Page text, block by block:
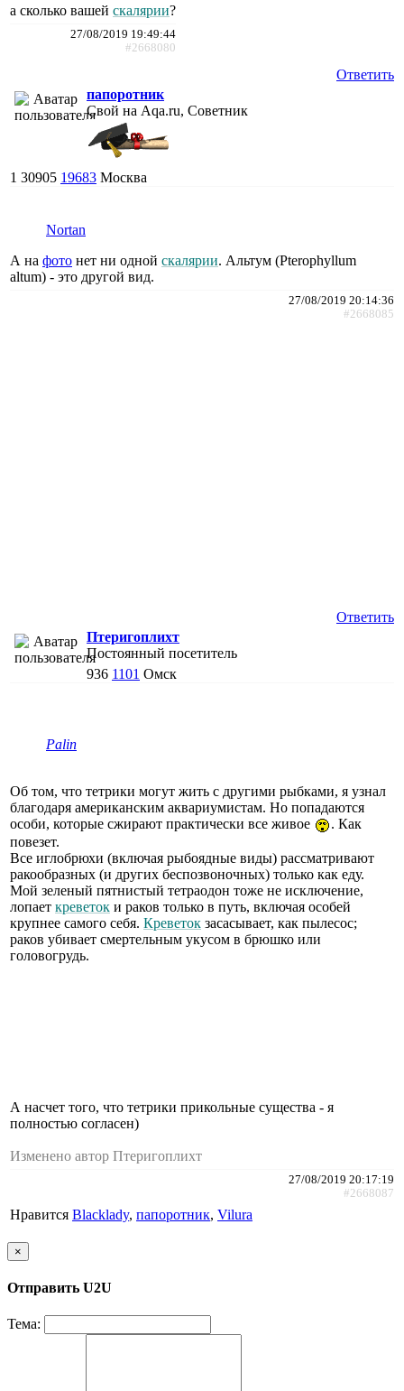
а сколько вашей скалярии?
27/08/2019 19:49:44
#2668080
Ответить
папоротник
Свой на Aqa.ru, Советник
1 30905 19683 Москва
Nortan
А на фото нет ни одной скалярии. Альтум (Pterophyllum
altum) - это другой вид.
27/08/2019 20:14:36
#2668085
Ответить
Птеригоплихт
Постоянный посетитель
936 1101 Омск
Palin
Об том, что тетрики могут жить с другими рыбками, я узнал
благодаря американским аквариумистам. Но попадаются
особи, которые сжирают практически все живое
. Как
повезет.
Все иглобрюхи (включая рыбоядные виды) рассматривают
ракообразных (и других беспозвоночных) только как еду.
Мой зеленый пятнистый тетраодон тоже не исключение,
лопает креветок и раков только в путь, включая особей
крупнее самого себя. Креветок засасывает, как пылесос;
раков убивает смертельным укусом в брюшко или
головогрудь.
А насчет того, что тетрики прикольные существа - я
полностью согласен)
Изменено автор Птеригоплихт
27/08/2019 20:17:19
#2668087
Нравится Blacklady, папоротник, Vilura
×
Отправить U2U
Тема: